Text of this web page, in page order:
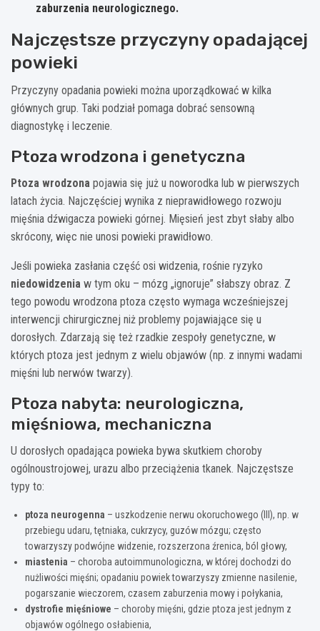
zaburzenia neurologicznego.
Najczęstsze przyczyny opadającej
powieki
Przyczyny opadania powieki można uporządkować w kilka
głównych grup. Taki podział pomaga dobrać sensowną
diagnostykę i leczenie.
Ptoza wrodzona i genetyczna
Ptoza wrodzona pojawia się już u noworodka lub w pierwszych
latach życia. Najczęściej wynika z nieprawidłowego rozwoju
mięśnia dźwigacza powieki górnej. Mięsień jest zbyt słaby albo
skrócony, więc nie unosi powieki prawidłowo.
Jeśli powieka zasłania część osi widzenia, rośnie ryzyko
niedowidzenia w tym oku – mózg „ignoruje” słabszy obraz. Z
tego powodu wrodzona ptoza często wymaga wcześniejszej
interwencji chirurgicznej niż problemy pojawiające się u
dorosłych. Zdarzają się też rzadkie zespoły genetyczne, w
których ptoza jest jednym z wielu objawów (np. z innymi wadami
mięśni lub nerwów twarzy).
Ptoza nabyta: neurologiczna,
mięśniowa, mechaniczna
U dorosłych opadająca powieka bywa skutkiem choroby
ogólnoustrojowej, urazu albo przeciążenia tkanek. Najczęstsze
typy to:
ptoza neurogenna – uszkodzenie nerwu okoruchowego (III), np. w
przebiegu udaru, tętniaka, cukrzycy, guzów mózgu; często
towarzyszy podwójne widzenie, rozszerzona źrenica, ból głowy,
miastenia – choroba autoimmunologiczna, w której dochodzi do
nużliwości mięśni; opadaniu powiek towarzyszy zmienne nasilenie,
pogarszanie wieczorem, czasem zaburzenia mowy i połykania,
dystrofie mięśniowe – choroby mięśni, gdzie ptoza jest jednym z
objawów ogólnego osłabienia,